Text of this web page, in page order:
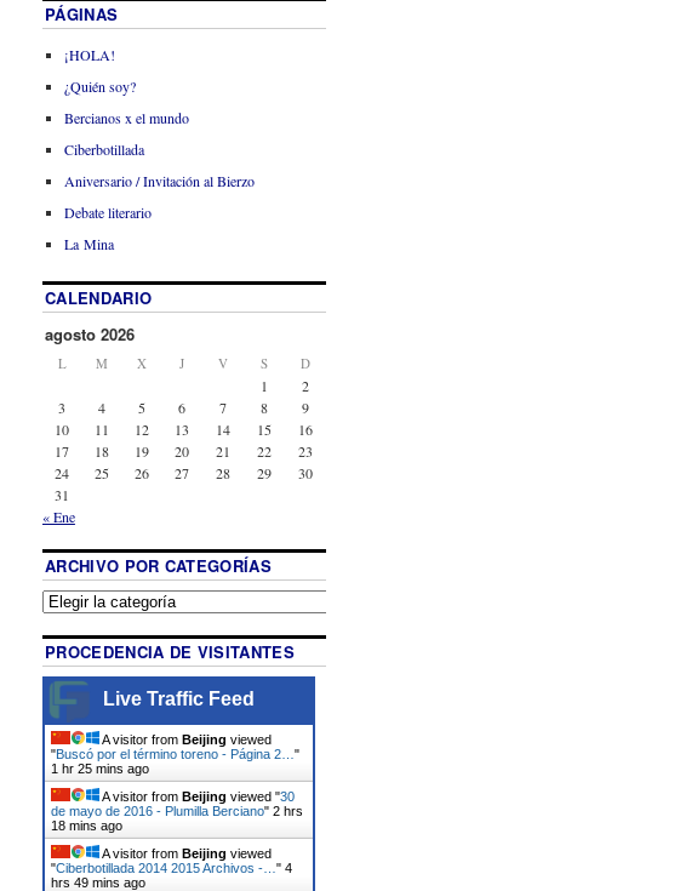
PÁGINAS
¡HOLA!
¿Quién soy?
Bercianos x el mundo
Ciberbotillada
Aniversario / Invitación al Bierzo
Debate literario
La Mina
CALENDARIO
agosto 2026
L M X J V S D
1
2
3
4 5 6 7 8
9
10
11 12 13 14 15
16
17
18 19 20 21 22
23
24
25 26 27 28 29
30
31
« Ene
ARCHIVO POR CATEGORÍAS
PROCEDENCIA DE VISITANTES
Live Traffic Feed
A visitor from Beijing viewed
"Buscó por el término toreno - Página 2… "
1 hr 25 mins ago
A visitor from Beijing viewed "30
de mayo de 2016 - Plumilla Berciano" 2 hrs
18 mins ago
A visitor from Beijing viewed
"Ciberbotillada 2014 2015 Archivos -… " 4
hrs 49 mins ago